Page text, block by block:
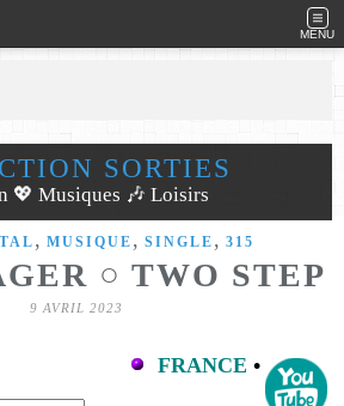
MENU
SORTIES
💖 Musiques 🎶 Loisirs
, MUSIQUE , SINGLE , 315
○ TWO STEP
9 AVRIL 2023
FRANCE •